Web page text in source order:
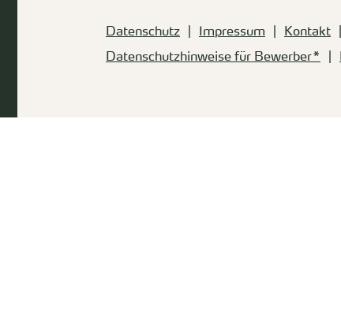
Datenschutz Impressum Kontakt
Datenschutzhinweise für Bewerber*